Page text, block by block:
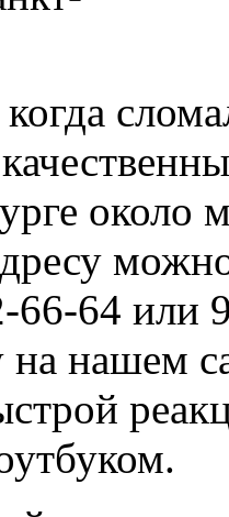
около
66-64 или
на нашем